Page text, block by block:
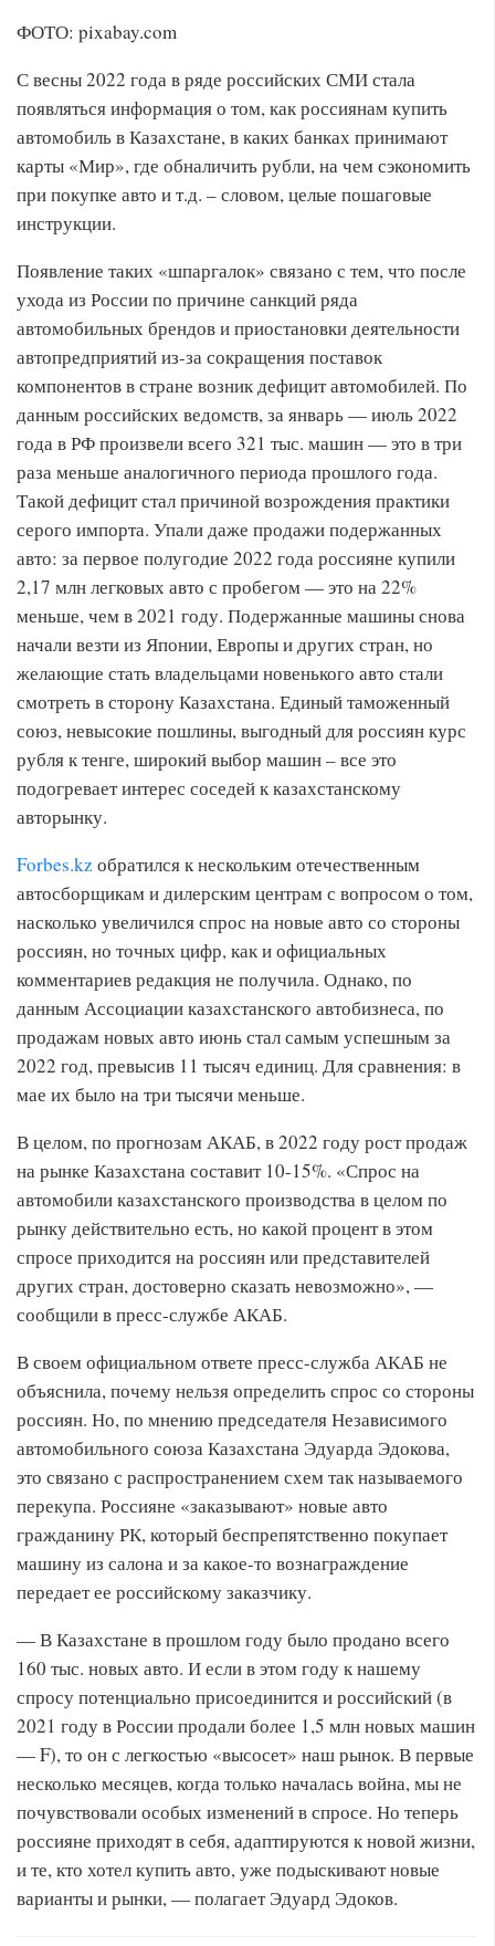
ФОТО: pixabay.com
С весны 2022 года в ряде российских СМИ стала
появляться информация о том, как россиянам купить
автомобиль в Казахстане, в каких банках принимают
карты «Мир», где обналичить рубли, на чем сэкономить
при покупке авто и т.д. – словом, целые пошаговые
инструкции.
Появление таких «шпаргалок» связано с тем, что после
ухода из России по причине санкций ряда
автомобильных брендов и приостановки деятельности
автопредприятий из-за сокращения поставок
компонентов в стране возник дефицит автомобилей. По
данным российских ведомств, за январь — июль 2022
года в РФ произвели всего 321 тыс. машин — это в три
раза меньше аналогичного периода прошлого года.
Такой дефицит стал причиной возрождения практики
серого импорта. Упали даже продажи подержанных
авто: за первое полугодие 2022 года россияне купили
2,17 млн легковых авто с пробегом — это на 22%
меньше, чем в 2021 году. Подержанные машины снова
начали везти из Японии, Европы и других стран, но
желающие стать владельцами новенького авто стали
смотреть в сторону Казахстана. Единый таможенный
союз, невысокие пошлины, выгодный для россиян курс
рубля к тенге, широкий выбор машин – все это
подогревает интерес соседей к казахстанскому
авторынку.
Forbes.kz обратился к нескольким отечественным
автосборщикам и дилерским центрам с вопросом о том,
насколько увеличился спрос на новые авто со стороны
россиян, но точных цифр, как и официальных
комментариев редакция не получила. Однако, по
данным Ассоциации казахстанского автобизнеса, по
продажам новых авто июнь стал самым успешным за
2022 год, превысив 11 тысяч единиц. Для сравнения: в
мае их было на три тысячи меньше.
В целом, по прогнозам АКАБ, в 2022 году рост продаж
на рынке Казахстана составит 10-15%. «Спрос на
автомобили казахстанского производства в целом по
рынку действительно есть, но какой процент в этом
спросе приходится на россиян или представителей
других стран, достоверно сказать невозможно», —
сообщили в пресс-службе АКАБ.
В своем официальном ответе пресс-служба АКАБ не
объяснила, почему нельзя определить спрос со стороны
россиян. Но, по мнению председателя Независимого
автомобильного союза Казахстана Эдуарда Эдокова,
это связано с распространением схем так называемого
перекупа. Россияне «заказывают» новые авто
гражданину РК, который беспрепятственно покупает
машину из салона и за какое-то вознаграждение
передает ее российскому заказчику.
— В Казахстане в прошлом году было продано всего
160 тыс. новых авто. И если в этом году к нашему
спросу потенциально присоединится и российский (в
2021 году в России продали более 1,5 млн новых машин
— F), то он с легкостью «высосет» наш рынок. В первые
несколько месяцев, когда только началась война, мы не
почувствовали особых изменений в спросе. Но теперь
россияне приходят в себя, адаптируются к новой жизни,
и те, кто хотел купить авто, уже подыскивают новые
варианты и рынки, — полагает Эдуард Эдоков.